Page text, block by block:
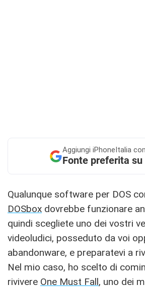
Aggiungi iPhoneItalia
Fonte preferita su
Qualunque software per DOS
DOSbox dovrebbe funzionare
quindi scegliete uno dei vostri
videoludici, posseduto da voi
abandonware, e preparatevi a
Nel mio caso, ho scelto di
rivivere One Must Fall, uno dei